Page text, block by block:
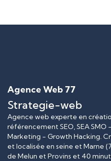
Agence Web 77
Strategie-web
Agence web experte en
référencement SEO, SEA
Marketing - Growth Hacking.
et localisée en seine et Marne
de Melun et Provins et 40